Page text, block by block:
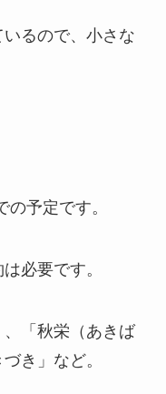
るので、小さな
予定です。
必要です。
「秋栄（あきば
き」など。